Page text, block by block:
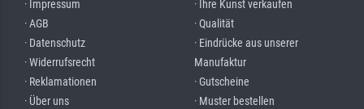
· Impressum
· AGB
· Datenschutz
· Widerrufsrecht
· Reklamationen
· Über uns
· Ihre Kunst verkaufen
· Qualität
· Eindrücke aus unserer
Manufaktur
· Gutscheine
· Muster bestellen